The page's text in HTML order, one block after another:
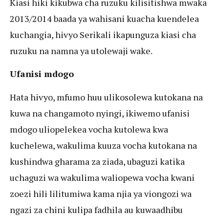
Kiasi hiki kikubwa cha ruzuku kilisitishwa mwaka
2013/2014 baada ya wahisani kuacha kuendelea
kuchangia, hivyo Serikali ikapunguza kiasi cha
ruzuku na namna ya utolewaji wake.
Ufanisi mdogo
Hata hivyo, mfumo huu ulikosolewa kutokana na
kuwa na changamoto nyingi, ikiwemo ufanisi
mdogo uliopelekea vocha kutolewa kwa
kuchelewa, wakulima kuuza vocha kutokana na
kushindwa gharama za ziada, ubaguzi katika
uchaguzi wa wakulima waliopewa vocha kwani
zoezi hili lilitumiwa kama njia ya viongozi wa
ngazi za chini kulipa fadhila au kuwaadhibu